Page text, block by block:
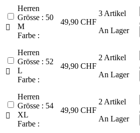

Herren
Grösse : 50
M
Farbe :
49,90 CHF
3 Artikel
An Lager

Herren
Grösse : 52
L
Farbe :
49,90 CHF
2 Artikel
An Lager

Herren
Grösse : 54
XL
Farbe :
49,90 CHF
2 Artikel
An Lager